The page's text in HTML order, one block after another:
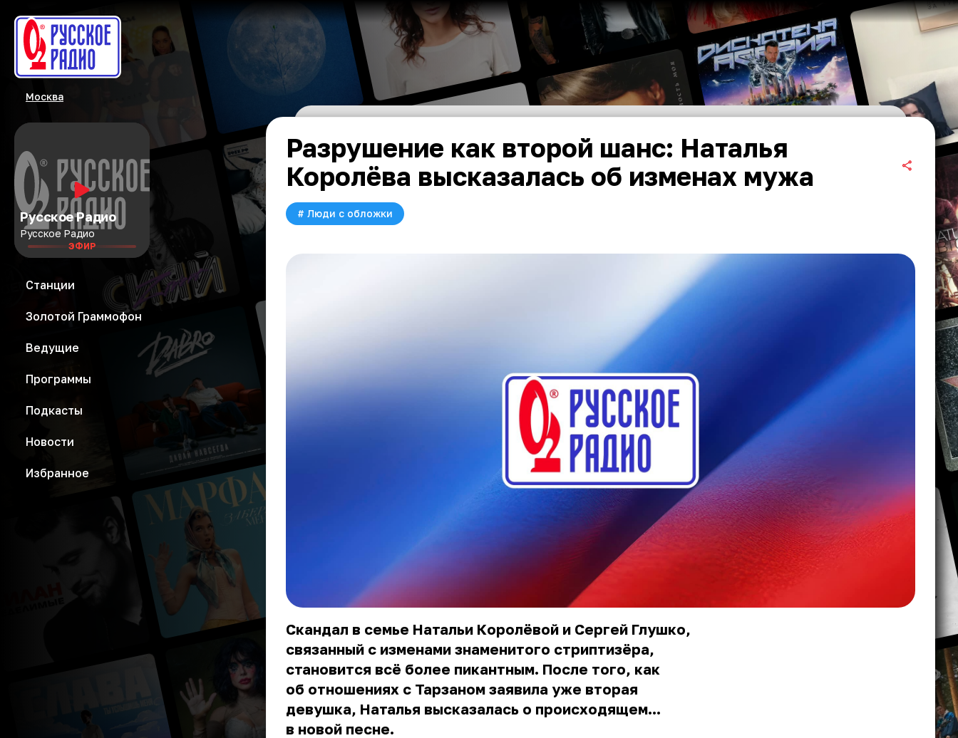
Москва
Русское Радио
Русское Радио
ЭФИР
Станции
Золотой Граммофон
Ведущие
Программы
Подкасты
Новости
Избранное
Разрушение как второй шанс: Наталья
Королёва высказалась об изменах мужа
# Люди с обложки
Скандал в семье Натальи Королёвой и Сергей Глушко,
связанный с изменами знаменитого стриптизёра,
становится всё более пикантным. После того, как
об отношениях с Тарзаном заявила уже вторая
девушка, Наталья высказалась о происходящем...
в новой песне.